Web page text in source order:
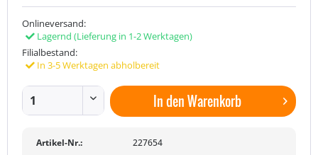
Onlineversand:
Lagernd (Lieferung in 1-2 Werktagen)
Filialbestand:
In 3-5 Werktagen abholbereit
In denWarenkorb
Artikel-Nr.:
227654